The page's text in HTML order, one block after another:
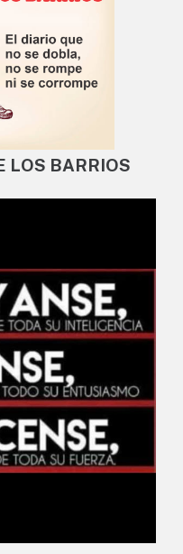
LOS BARRIOS